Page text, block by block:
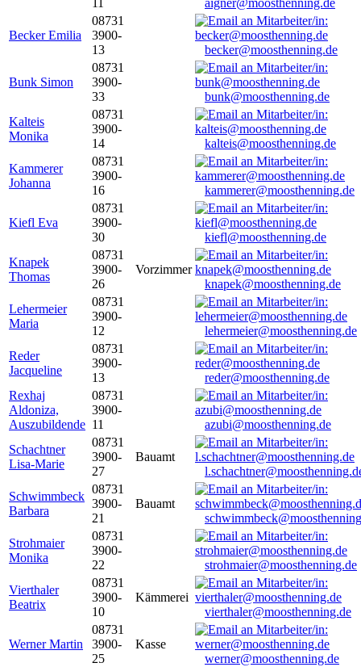
aigner@moosthenning.de
Becker Emilia
08731
3900-
13
becker@moosthenning.de
Bunk Simon
08731
3900-
33
bunk@moosthenning.de
Kalteis
Monika
08731
3900-
14
kalteis@moosthenning.de
Kammerer
Johanna
08731
3900-
16
kammerer@moosthenning.de
Kiefl Eva
08731
3900-
30
kiefl@moosthenning.de
Knapek
Thomas
08731
3900-
26
Vorzimmer
knapek@moosthenning.de
Lehermeier
Maria
08731
3900-
12
lehermeier@moosthenning.de
Reder
Jacqueline
08731
3900-
13
reder@moosthenning.de
Rexhaj
Aldoniza,
Auszubildende
08731
3900-
11
azubi@moosthenning.de
Schachtner
Lisa-Marie
08731
3900-
27
Bauamt
Schwimmbeck
Barbara
08731
3900-
21
Bauamt
Strohmaier
Monika
08731
3900-
22
strohmaier@moosthenning.de
Vierthaler
Beatrix
08731
3900-
10
Kämmerei
vierthaler@moosthenning.de
Werner Martin
08731
3900-
25
Kasse
werner@moosthenning.de